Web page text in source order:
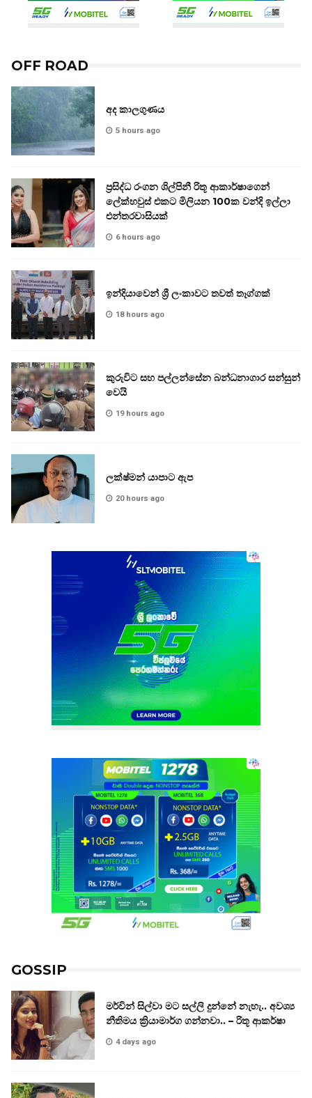
OFF ROAD
අද කාලගුණය
5 hours ago
ප්‍රසිද්ධ රංගන ශිල්පිනී රිතූ ආකාර්ෂාගෙන්
ලේක්හවුස් එකට මිලියන 100ක වන්දි ඉල්ලා
එන්තරවාසියක්
6 hours ago
ඉන්දියාවෙන් ශ්‍රී ලංකාවට තවත් තෑග්ගක්
18 hours ago
කුරුවිට සහ පල්ලන්සේන බන්ධනාගාර සන්සුන්
වෙයි
19 hours ago
ලක්ෂ්මන් යාපාට ඇප
20 hours ago
GOSSIP
මර්වින් සිල්වා මට සල්ලි දුන්නේ නැහැ.. අවශ්‍ය
නීතිමය ක්‍රියාමාර්ග ගන්නවා.. – රිතූ ආකර්ෂා
4 days ago